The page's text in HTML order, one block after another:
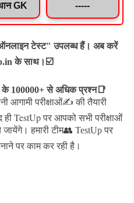
GK -----
टेस्ट" उपलब्ध हैं। अब करें
के साथ।☑️
के 100000+ से अधिक प्रश्न📑
आगामी परीक्षाओं✍️ की तैयारी
ही TestUp पर आपको सभी परीक्षाओं
हमारी टीम👥 TestUp पर
पर काम कर रही है।